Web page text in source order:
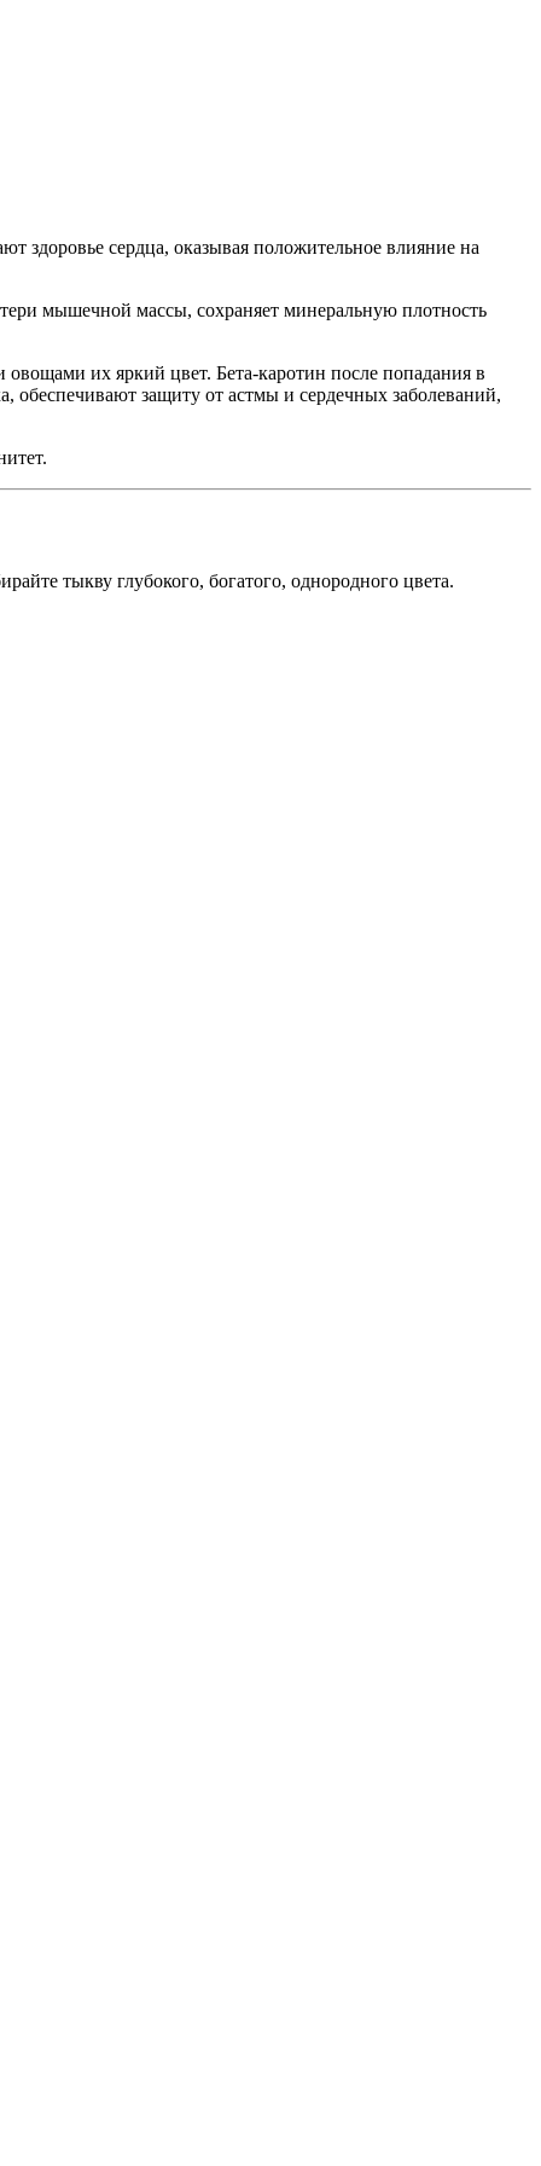
здоровье сердца, оказывая положительное влияние на
мышечной массы, сохраняет минеральную плотность
их яркий цвет. Бета-каротин после попадания в
защиту от астмы и сердечных заболеваний,
тыкву глубокого, богатого, однородного цвета.